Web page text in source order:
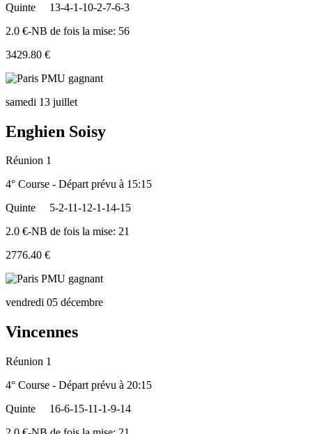
Quinte
13-4-1-10-2-7-6-3
2.0 €-NB de fois la mise: 56
3429.80 €
samedi 13 juillet
Enghien Soisy
Réunion 1
4° Course - Départ prévu à 15:15
Quinte
5-2-11-12-1-14-15
2.0 €-NB de fois la mise: 21
2776.40 €
vendredi 05 décembre
Vincennes
Réunion 1
4° Course - Départ prévu à 20:15
Quinte
16-6-15-11-1-9-14